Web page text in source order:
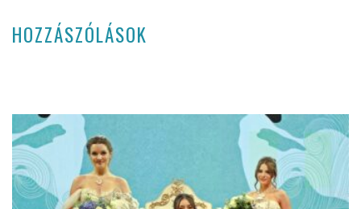
HOZZÁSZÓLÁSOK